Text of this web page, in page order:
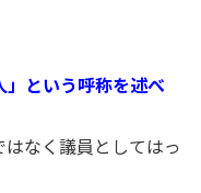
という呼称を述べ
なく議員としてはっ